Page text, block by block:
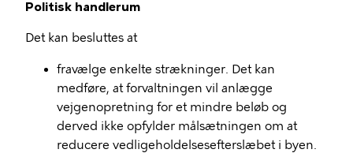
Politisk handlerum
Det kan besluttes at
fravælge enkelte strækninger. Det kan
medføre, at forvaltningen vil anlægge
vejgenopretning for et mindre beløb og
derved ikke opfylder målsætningen om at
reducere vedligeholdelsesefterslæbet i byen.